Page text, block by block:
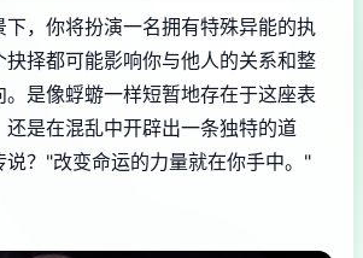
，你将扮演一名拥有特殊异能的执
择都可能影响你与他人的关系和整
是像蜉蝣一样短暂地存在于这座表
还是在混乱中开辟出一条独特的道
说？"改变命运的力量就在你手中。"